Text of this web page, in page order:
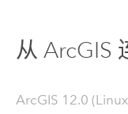
从 ArcGIS
ArcGIS 12.0